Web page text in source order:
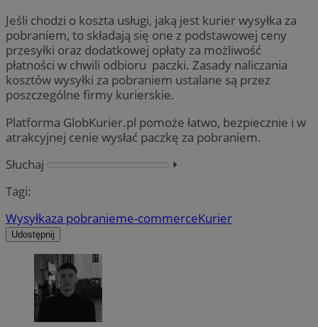
Jeśli chodzi o koszta usługi, jaką jest kurier wysyłka za
pobraniem, to składają się one z podstawowej ceny
przesyłki oraz dodatkowej opłaty za możliwość
płatności w chwili odbioru paczki. Zasady naliczania
kosztów wysyłki za pobraniem ustalane są przez
poszczególne firmy kurierskie.
Platforma GlobKurier.pl pomoże łatwo, bezpiecznie i w
atrakcyjnej cenie wysłać paczkę za pobraniem.
Słuchaj
⏵︎
Tagi:
Wysyłkaza pobranieme-commerceKurier
Udostępnij